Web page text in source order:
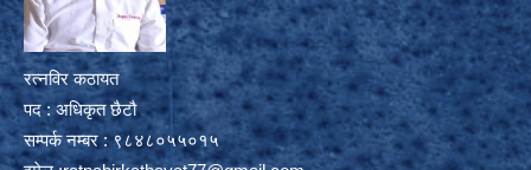
रत्नविर कठायत
पद : अधिकृत छैटौ
सम्पर्क नम्बर : ९८४८०५५०१५